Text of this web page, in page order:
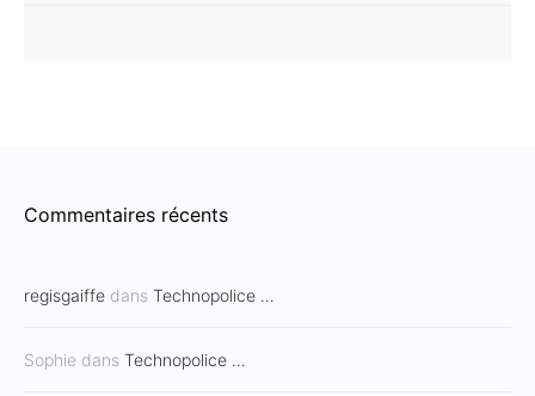
Commentaires récents
regisgaiffe dans Technopolice …
Sophie dans Technopolice …